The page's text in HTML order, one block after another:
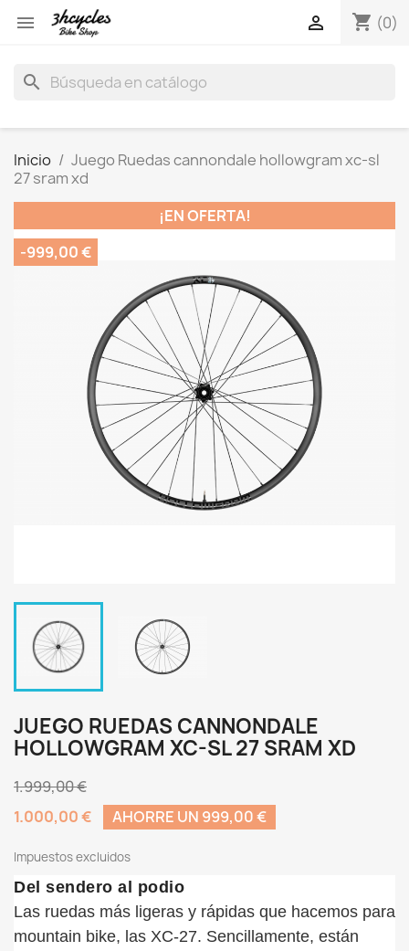
 shopping_cart (0)

search
Inicio
Juego Ruedas cannondale hollowgram xc-sl
27 sram xd
¡EN OFERTA!
-999,00 €
JUEGO RUEDAS CANNONDALE
HOLLOWGRAM XC-SL 27 SRAM XD
1.999,00 €
1.000,00 €
AHORRE UN 999,00 €
Impuestos excluidos
Del sendero al podio
Las ruedas más ligeras y rápidas que hacemos para
mountain bike, las XC-27. Sencillamente, están